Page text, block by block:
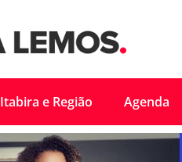
Itabira e Região Agenda